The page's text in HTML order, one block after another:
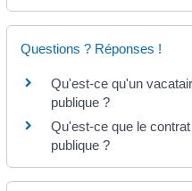
Questions ? Réponses !
Qu'est-ce qu'un
publique ?
Qu'est-ce que le
publique ?